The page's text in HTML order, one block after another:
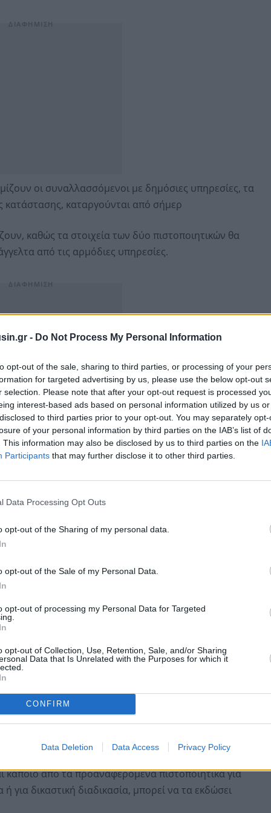
- Do Not Process My Personal Information
opt-out of the sale, sharing to third parties, or processing of your
for targeted advertising by us, please use the below opt-out
selection. Please note that after your opt-out request is processed
interest-based ads based on personal information utilized by us
to third parties prior to your opt-out. You may separately
of your personal information by third parties on the IAB’s list of
This information may also be disclosed by us to third parties on the
Participants that may further disclose it to other third parties.
Data Processing Opt Outs
opt-out of the Sharing of my personal data.
opt-out of the Sale of my Personal Data.
opt-out of processing my Personal Data for Targeted
opt-out of Collection, Use, Retention, Sale, and/or Sharing
Data that Is Unrelated with the Purposes for which it
CONFIRM
Data Deletion Data Access Privacy Policy
οι συναλλασσόμενοι με δημόσιες υπηρεσίες, τα
κατάστασης, καταργούνται από σήμερ
καθώς τα στοιχεία των δύο πιστοποιητικών θα
από τις αρμόδιες υπηρεσίες.
πιστοποιητικών γέννησης και οικογενειακής
με πλήρως αυτοματοποιημένο τρόπο μέσω του
gov.gr,αξιοποιώντας υποδομές που εγγυώνται την
της διαδικασίας.
ειδοποίηση (push notification) στο ψηφιακό του
θυρίδα πολίτη. Στην ειδοποίηση αναγράφονται
η αναζήτηση του πιστοποιητικού, ο
το θέμα.
κάποιο από τα προαναφερόμενα πιστοποιητικά για
για δικαστική διαδικασία, μπορεί να τα εκδώσει